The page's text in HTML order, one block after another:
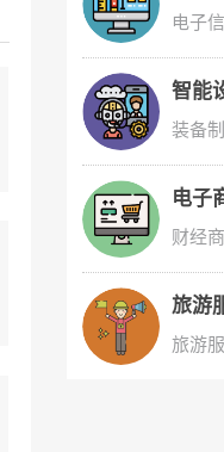
电子
智能
装备
电子
财经
旅游
旅游